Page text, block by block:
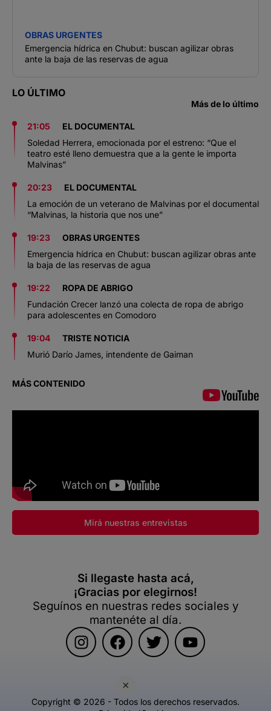
×
OBRAS URGENTES
Emergencia hídrica en Chubut: buscan agilizar obras
ante la baja de las reservas de agua
LO ÚLTIMO
Más de lo último
21:05
EL DOCUMENTAL
Soledad Herrera, emocionada por el estreno: “Que el
teatro esté lleno demuestra que a la gente le importa
Malvinas”
20:23
EL DOCUMENTAL
La emoción de un veterano de Malvinas por el documental
“Malvinas, la historia que nos une”
19:23
OBRAS URGENTES
Emergencia hídrica en Chubut: buscan agilizar obras ante
la baja de las reservas de agua
19:22
ROPA DE ABRIGO
Fundación Crecer lanzó una colecta de ropa de abrigo
para adolescentes en Comodoro
19:04
TRISTE NOTICIA
Murió Darío James, intendente de Gaiman
MÁS CONTENIDO
Mirá nuestras entrevistas
Si llegaste hasta acá,
¡Gracias por elegirnos!
Seguínos en nuestras redes sociales y
mantenéte al día.
Copyright © 2026 - Todos los derechos reservados.